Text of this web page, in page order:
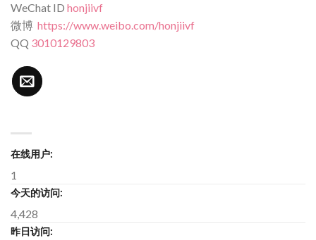
WeChat ID honjiivf
微博 https://www.weibo.com/honjiivf
QQ 3010129803
在线用户:
1
今天的访问:
4,428
昨日访问: